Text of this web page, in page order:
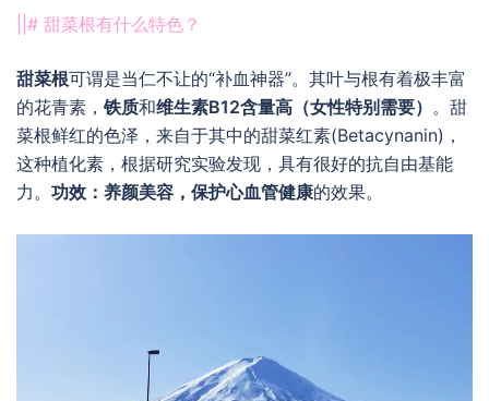
||# 甜菜根有什么特色？
甜菜根可谓是当仁不让的“补血神器”。其叶与根有着极丰富
的花青素， 铁质和维生素B12含量高（女性特别需要） 。甜
菜根鲜红的色泽，来自于其中的甜菜红素(Betacynanin)，
这种植化素，根据研究实验发现，具有很好的抗自由基能
力。 功效：养颜美容，保护心血管健康的效果。